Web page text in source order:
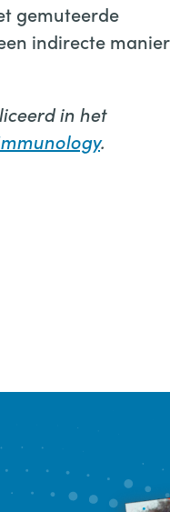
gemuteerde
indirecte manier
in het
.